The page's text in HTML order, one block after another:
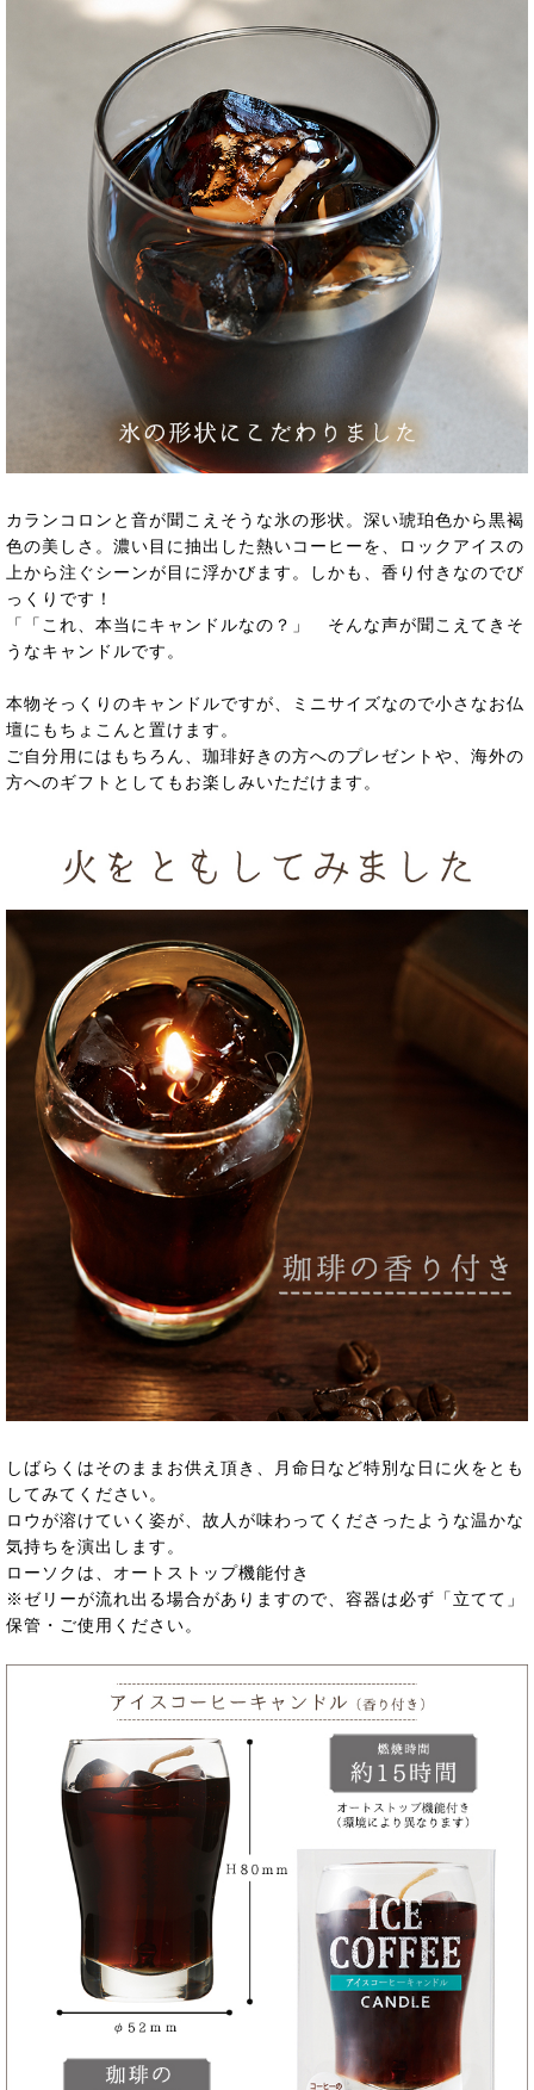
カランコロンと音が聞こえそうな氷の形状。深い琥珀色から黒褐
色の美しさ。濃い目に抽出した熱いコーヒーを、ロックアイスの
上から注ぐシーンが目に浮かびます。しかも、香り付きなのでび
っくりです！
「「これ、本当にキャンドルなの？」 そんな声が聞こえてきそ
うなキャンドルです。
本物そっくりのキャンドルですが、ミニサイズなので小さなお仏
壇にもちょこんと置けます。
ご自分用にはもちろん、珈琲好きの方へのプレゼントや、海外の
方へのギフトとしてもお楽しみいただけます。
しばらくはそのままお供え頂き、月命日など特別な日に火をとも
してみてください。
ロウが溶けていく姿が、故人が味わってくださったような温かな
気持ちを演出します。
ローソクは、オートストップ機能付き
※ゼリーが流れ出る場合がありますので、容器は必ず「立てて」
保管・ご使用ください。